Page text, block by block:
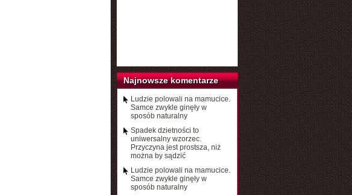
Najnowsze komentarze
Ludzie polowali na mamucice.
Samce zwykle ginęły w
sposób naturalny
Spadek dzietności to
uniwersalny wzorzec.
Przyczyna jest prostsza, niż
można by sądzić
Ludzie polowali na mamucice.
Samce zwykle ginęły w
sposób naturalny